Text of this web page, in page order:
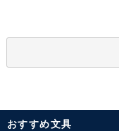
おすすめ文具